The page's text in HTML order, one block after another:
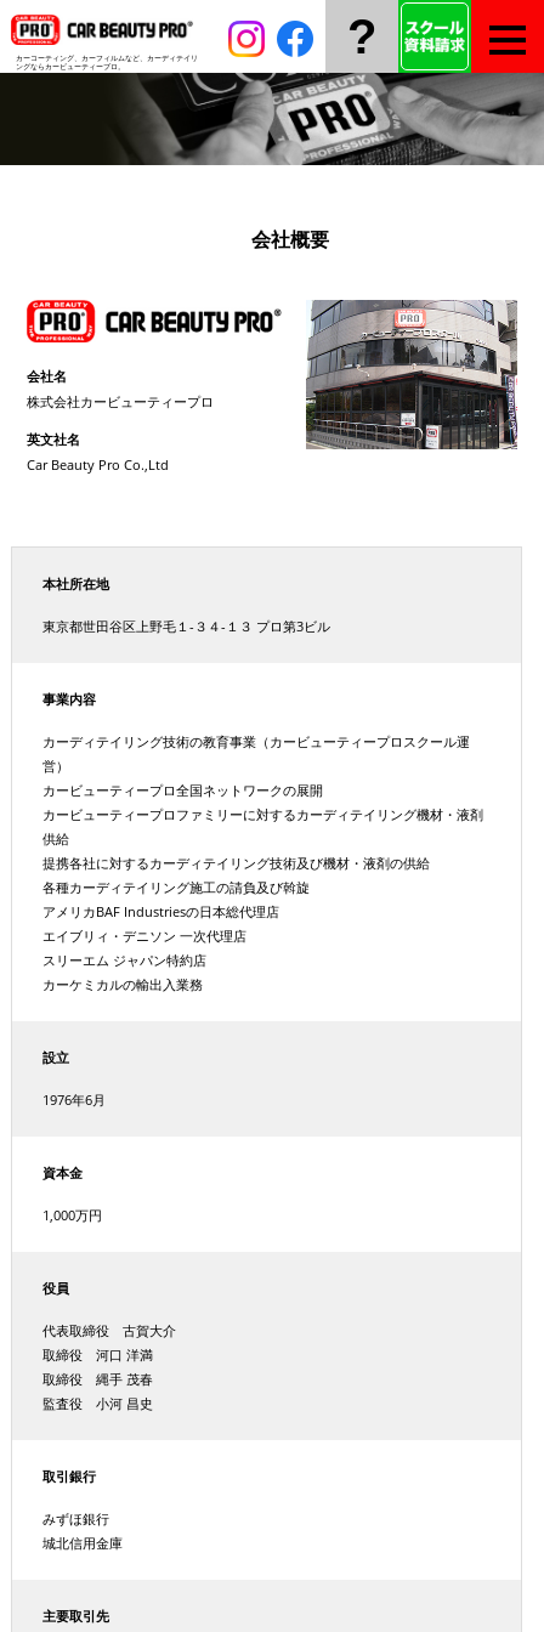
カーコーティング、カーフィルムなど、 カーディテイリ
ングならカービューティープロ。
?
会社概要
会社名
株式会社カービューティープロ
英文社名
Car Beauty Pro Co.,Ltd
本社所在地
東京都世田谷区上野毛１-３４-１３ プロ第3ビル
事業内容
カーディテイリング技術の教育事業（カービューティープロスクール運
営）
カービューティープロ全国ネットワークの展開
カービューティープロファミリーに対するカーディテイリング機材・液剤
供給
提携各社に対するカーディテイリング技術及び機材・液剤の供給
各種カーディテイリング施工の請負及び斡旋
アメリカBAF Industriesの日本総代理店
エイブリィ・デニソン 一次代理店
スリーエム ジャパン特約店
カーケミカルの輸出入業務
設立
1976年6月
資本金
1,000万円
役員
代表取締役 古賀大介
取締役 河口 洋満
取締役 縄手 茂春
監査役 小河 昌史
取引銀行
みずほ銀行
城北信用金庫
主要取引先